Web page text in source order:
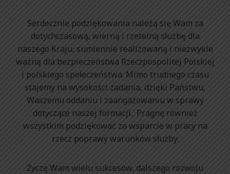
Serdecznie podziękowania należą się Wam za
dotychczasową, wierną i rzetelną służbę dla
naszego Kraju, sumiennie realizowaną i niezwykle
ważną dla bezpieczeństwa Rzeczpospolitej Polskiej
i polskiego społeczeństwa. Mimo trudnego czasu
stajemy na wysokości zadania, dzięki Państwu,
Waszemu oddaniu i zaangażowaniu w sprawy
dotyczące naszej formacji. Pragnę również
wszystkim podziękować za wsparcie w pracy na
rzecz poprawy warunków służby.
Życzę Wam wielu sukcesów, dalszego rozwoju